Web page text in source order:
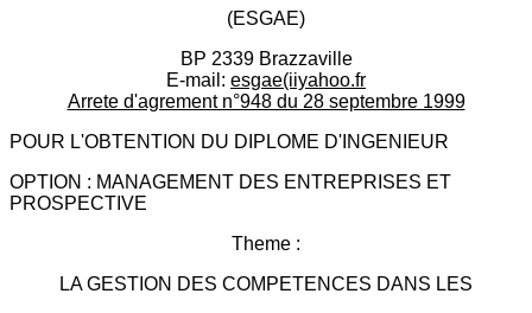
(ESGAE)
BP 2339 Brazzaville
E-mail: esgae(iiyahoo.fr
Arrete d'agrement n°948 du 28 septembre 1999
POUR L'OBTENTION DU DIPLOME D'INGENIEUR
OPTION : MANAGEMENT DES ENTREPRISES ET
PROSPECTIVE
Theme :
LA GESTION DES COMPETENCES DANS LES